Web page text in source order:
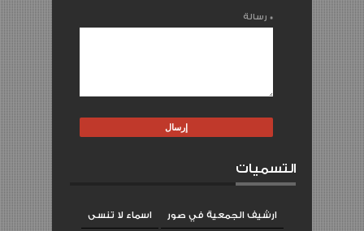
*
التسميات
ارشيف الجمعية في صور اسماء لا تنسى